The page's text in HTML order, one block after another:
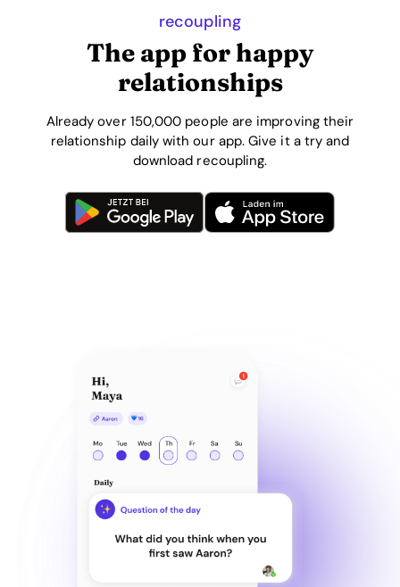
recoupling
The app for happy
relationships
Already over 150,000 people are improving their
relationship daily with our app. Give it a try and
download recoupling.